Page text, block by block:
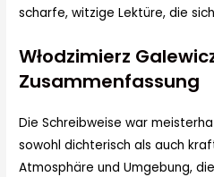
scharfe, witzige Lektüre, die
Włodzimierz
Zusammenfassung
Die Schreibweise war
sowohl dichterisch als auch
Atmosphäre und Umgebung,